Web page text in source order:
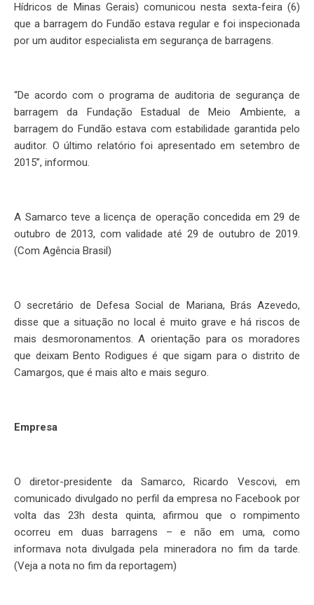
Hídricos de Minas Gerais) comunicou nesta sexta-feira (6)
que a barragem do Fundão estava regular e foi inspecionada
por um auditor especialista em segurança de barragens.
“De acordo com o programa de auditoria de segurança de
barragem da Fundação Estadual de Meio Ambiente, a
barragem do Fundão estava com estabilidade garantida pelo
auditor. O último relatório foi apresentado em setembro de
2015”, informou.
A Samarco teve a licença de operação concedida em 29 de
outubro de 2013, com validade até 29 de outubro de 2019.
(Com Agência Brasil)
O secretário de Defesa Social de Mariana, Brás Azevedo,
disse que a situação no local é muito grave e há riscos de
mais desmoronamentos. A orientação para os moradores
que deixam Bento Rodigues é que sigam para o distrito de
Camargos, que é mais alto e mais seguro.
Empresa
O diretor-presidente da Samarco, Ricardo Vescovi, em
comunicado divulgado no perfil da empresa no Facebook por
volta das 23h desta quinta, afirmou que o rompimento
ocorreu em duas barragens – e não em uma, como
informava nota divulgada pela mineradora no fim da tarde.
(Veja a nota no fim da reportagem)